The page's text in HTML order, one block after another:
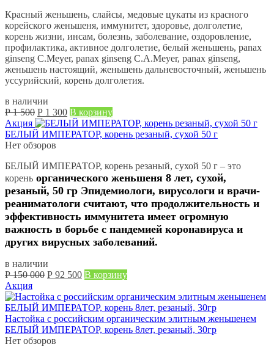
Красный женьшень, слайсы, медовые цукаты из красного
корейского женьшеня, иммунитет, здоровье, долголетие,
корень жизни, инсам, болезнь, заболевание, оздоровление,
профилактика, активное долголетие, белый женьшень, panax
ginseng C.Meyer, panax ginseng C.A.Meyer, panax ginseng,
женьшень настоящий, женьшень дальневосточный, женьшень
уссурийский, корень долголетия.
в наличии
Р 1 500 Первоначальная
цена
составляла
Р
Р 1 300Текущая
цена:
Р
В корзину
Акция
БЕЛЫЙ ИМПЕРАТОР, корень резаный, сухой 50 г
Нет обзоров
БЕЛЫЙ ИМПЕРАТОР, корень резаный, сухой 50 г – это
корень органического женьшеня 8 лет, сухой,
резаный, 50 гр Эпидемиологи, вирусологи и врачи-
реаниматологи считают, что продолжительность и
эффективность иммунитета имеет огромную
важность в борьбе с пандемией коронавируса и
других вирусных заболеваний.
в наличии
Р 150 000 Первоначальная
составляла
Р
150 000.
Р 92 500Текущая
Р
92 500.
В корзину
Акция
Настойка с российским органическим элитным женьшенем
БЕЛЫЙ ИМПЕРАТОР, корень 8лет, резаный, 30гр
Нет обзоров